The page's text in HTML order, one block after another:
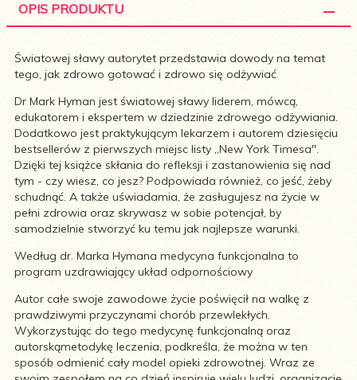
OPIS PRODUKTU
Światowej sławy autorytet przedstawia dowody na temat
tego, jak zdrowo gotować i zdrowo się odżywiać
Dr Mark Hyman jest światowej sławy liderem, mówcą,
edukatorem i ekspertem w dziedzinie zdrowego odżywiania.
Dodatkowo jest praktykującym lekarzem i autorem dziesięciu
bestsellerów z pierwszych miejsc listy ,,New York Timesa".
Dzięki tej książce skłania do refleksji i zastanowienia się nad
tym - czy wiesz, co jesz? Podpowiada również, co jeść, żeby
schudnąć. A także uświadamia, że zasługujesz na życie w
pełni zdrowia oraz skrywasz w sobie potencjał, by
samodzielnie stworzyć ku temu jak najlepsze warunki.
Według dr. Marka Hymana medycyna funkcjonalna to
program uzdrawiający układ odpornościowy
Autor całe swoje zawodowe życie poświęcił na walkę z
prawdziwymi przyczynami chorób przewlekłych.
Wykorzystując do tego medycynę funkcjonalną oraz
autorskąmetodykę leczenia, podkreśla, że można w ten
sposób odmienić cały model opieki zdrowotnej. Wraz ze